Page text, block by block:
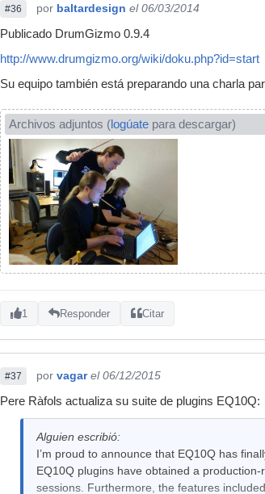
#36 por baltardesign el 06/03/2014
Publicado DrumGizmo 0.9.4
http://www.drumgizmo.org/wiki/doku.php?id=start
Su equipo también está preparando una charla
Archivos adjuntos (logúate para descargar)
1 Responder Citar
#37 por vagar el 06/12/2015
Pere Ràfols actualiza su suite de plugins EQ10Q:
Alguien escribió:
I’m proud to announce that EQ10Q has
EQ10Q plugins have obtained a
sessions. Furthermore, the features